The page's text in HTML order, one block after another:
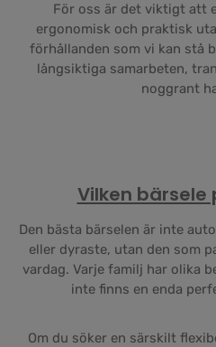
För oss är det viktigt att
ergonomisk och praktisk
förhållanden som vi kan stå
långsiktiga samarbeten,
noggrant
Vilken bärsele
Den bästa bärselen är inte
eller dyraste, utan den som
vardag. Varje familj har olika
inte finns en enda
Om du söker en särskilt